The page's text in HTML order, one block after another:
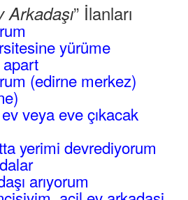
Arkadaşı” İlanları
yürüme
(edirne merkez)
veya eve çıkacak
yerimi devrediyorum
arıyorum